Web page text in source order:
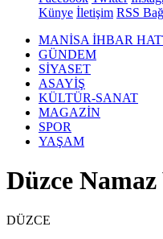
Künye İletişim RSS
MANİSA İHBAR
GÜNDEM
SİYASET
ASAYİŞ
KÜLTÜR-SANAT
MAGAZİN
SPOR
YAŞAM
Düzce
DÜZCE